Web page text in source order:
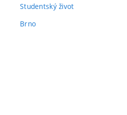
Studentský život
Brno